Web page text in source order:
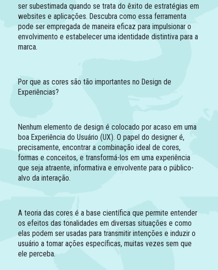
ser subestimada quando se trata do êxito de estratégias em
websites e aplicações. Descubra como essa ferramenta
pode ser empregada de maneira eficaz para impulsionar o
envolvimento e estabelecer uma identidade distintiva para a
marca.
Por que as cores são tão importantes no Design de
Experiências?
Nenhum elemento de design é colocado por acaso em uma
boa Experiência do Usuário (UX). O papel do designer é,
precisamente, encontrar a combinação ideal de cores,
formas e conceitos, e transformá-los em uma experiência
que seja atraente, informativa e envolvente para o público-
alvo da interação.
A teoria das cores é a base científica que permite entender
os efeitos das tonalidades em diversas situações e como
elas podem ser usadas para transmitir intenções e induzir o
usuário a tomar ações específicas, muitas vezes sem que
ele perceba.